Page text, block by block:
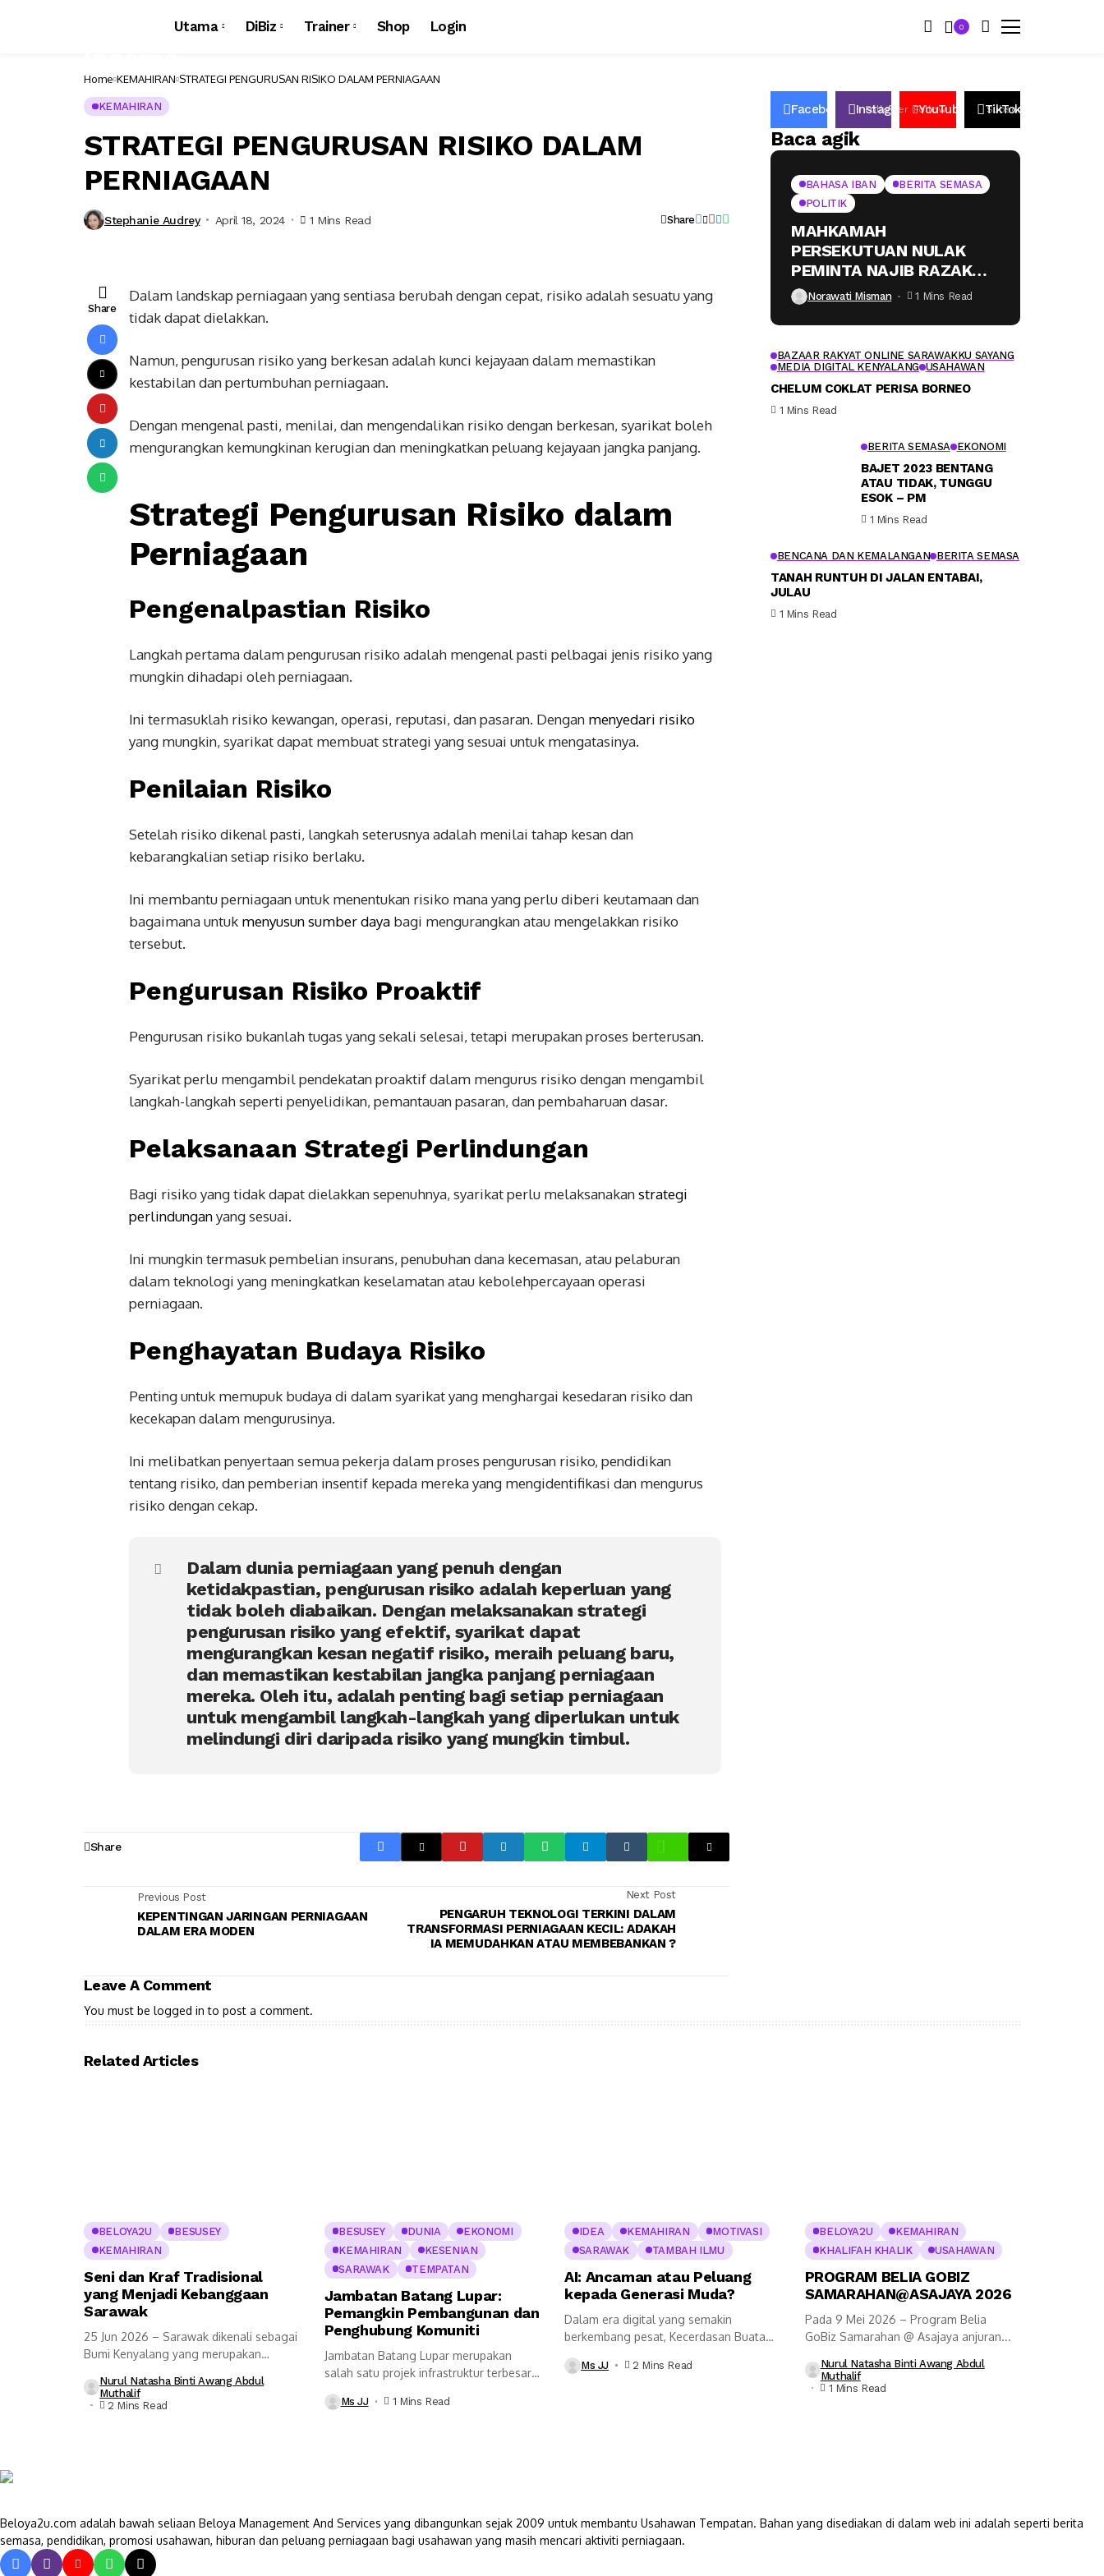
Utama DiBiz Trainer Shop Login 0
Home KEMAHIRAN STRATEGI PENGURUSAN RISIKO DALAM PERNIAGAAN
KEMAHIRAN
STRATEGI PENGURUSAN RISIKO DALAM
PERNIAGAAN
Stephanie Audrey April 18, 2024 1 Mins Read Share
Share
Dalam landskap perniagaan yang sentiasa berubah dengan cepat, risiko adalah sesuatu yang
tidak dapat dielakkan.
Namun, pengurusan risiko yang berkesan adalah kunci kejayaan dalam memastikan
kestabilan dan pertumbuhan perniagaan.
Dengan mengenal pasti, menilai, dan mengendalikan risiko dengan berkesan, syarikat boleh
mengurangkan kemungkinan kerugian dan meningkatkan peluang kejayaan jangka panjang.
Strategi Pengurusan Risiko dalam
Perniagaan
Pengenalpastian Risiko
Langkah pertama dalam pengurusan risiko adalah mengenal pasti pelbagai jenis risiko yang
mungkin dihadapi oleh perniagaan.
Ini termasuklah risiko kewangan, operasi, reputasi, dan pasaran. Dengan menyedari risiko
yang mungkin, syarikat dapat membuat strategi yang sesuai untuk mengatasinya.
Penilaian Risiko
Setelah risiko dikenal pasti, langkah seterusnya adalah menilai tahap kesan dan
kebarangkalian setiap risiko berlaku.
Ini membantu perniagaan untuk menentukan risiko mana yang perlu diberi keutamaan dan
bagaimana untuk menyusun sumber daya bagi mengurangkan atau mengelakkan risiko
tersebut.
Pengurusan Risiko Proaktif
Pengurusan risiko bukanlah tugas yang sekali selesai, tetapi merupakan proses berterusan.
Syarikat perlu mengambil pendekatan proaktif dalam mengurus risiko dengan mengambil
langkah-langkah seperti penyelidikan, pemantauan pasaran, dan pembaharuan dasar.
Pelaksanaan Strategi Perlindungan
Bagi risiko yang tidak dapat dielakkan sepenuhnya, syarikat perlu melaksanakanstrategi
perlindunganyang sesuai.
Ini mungkin termasuk pembelian insurans, penubuhan dana kecemasan, atau pelaburan
dalam teknologi yang meningkatkan keselamatan atau kebolehpercayaan operasi
perniagaan.
Penghayatan Budaya Risiko
Penting untuk memupuk budaya di dalam syarikat yang menghargai kesedaran risiko dan
kecekapan dalam mengurusinya.
Ini melibatkan penyertaan semua pekerja dalam proses pengurusan risiko, pendidikan
tentang risiko, dan pemberian insentif kepada mereka yang mengidentifikasi dan mengurus
risiko dengan cekap.
Dalam dunia perniagaan yang penuh dengan
ketidakpastian, pengurusan risiko adalah keperluan yang
tidak boleh diabaikan. Dengan melaksanakan strategi
pengurusan risiko yang efektif, syarikat dapat
mengurangkan kesan negatif risiko, meraih peluang baru,
dan memastikan kestabilan jangka panjang perniagaan
mereka. Oleh itu, adalah penting bagi setiap perniagaan
untuk mengambil langkah-langkah yang diperlukan untuk
melindungi diri daripada risiko yang mungkin timbul.
Share
Previous Post
KEPENTINGAN JARINGAN PERNIAGAAN
DALAM ERA MODEN
Next Post
PENGARUH TEKNOLOGI TERKINI DALAM
TRANSFORMASI PERNIAGAAN KECIL: ADAKAH
IA MEMUDAHKAN ATAU MEMBEBANKAN ?
Leave A Comment
You must be logged in to post a comment.
Facebook 50KFollower
InstagramFollow
YouTube 2.6kSubscribers
TikTok
Baca agik
BAHASA IBAN
BERITA SEMASA
POLITIK
MAHKAMAH
PERSEKUTUAN NULAK
PEMINTA NAJIB RAZAK
(BAHASA IBAN)
Norawati Misman 1 Mins Read
BAZAAR RAKYAT ONLINE SARAWAKKU SAYANG
MEDIA DIGITAL KENYALANG USAHAWAN
CHELUM COKLAT PERISA BORNEO
1 Mins Read
BERITA SEMASA EKONOMI
BAJET 2023 BENTANG
ATAU TIDAK, TUNGGU
ESOK – PM
1 Mins Read
BENCANA DAN KEMALANGAN BERITA SEMASA
TANAH RUNTUH DI JALAN ENTABAI,
JULAU
1 Mins Read
Related Articles
BELOYA2U
BESUSEY
KEMAHIRAN
Seni dan Kraf Tradisional
yang Menjadi Kebanggaan
Sarawak
25 Jun 2026 – Sarawak dikenali sebagai
Bumi Kenyalang yang merupakan
Nurul Natasha Binti Awang Abdul
Muthalif
2 Mins Read
BESUSEY DUNIA
EKONOMI
KEMAHIRAN
KESENIAN
SARAWAK
TEMPATAN
Jambatan Batang Lupar:
Pemangkin Pembangunan dan
Penghubung Komuniti
Jambatan Batang Lupar merupakan
salah satu projek infrastruktur terbesar
Ms JJ 1 Mins Read
IDEA KEMAHIRAN
MOTIVASI
SARAWAK
TAMBAH ILMU
AI: Ancaman atau Peluang
kepada Generasi Muda?
Dalam era digital yang semakin
berkembang pesat, Kecerdasan Buatan
Ms JJ 2 Mins Read
BELOYA2U
KEMAHIRAN
KHALIFAH KHALIK
USAHAWAN
PROGRAM BELIA GOBIZ
SAMARAHAN@ASAJAYA 2026
Pada 9 Mei 2026 – Program Belia
GoBiz Samarahan @ Asajaya anjuran...
Nurul Natasha Binti Awang Abdul
Muthalif
1 Mins Read
Beloya2u.com adalah bawah seliaan Beloya Management And Services yang dibangunkan sejak 2009 untuk membantu Usahawan Tempatan. Bahan yang disediakan di dalam web ini adalah seperti berita
semasa, pendidikan, promosi usahawan, hiburan dan peluang perniagaan bagi usahawan yang masih mencari aktiviti perniagaan.